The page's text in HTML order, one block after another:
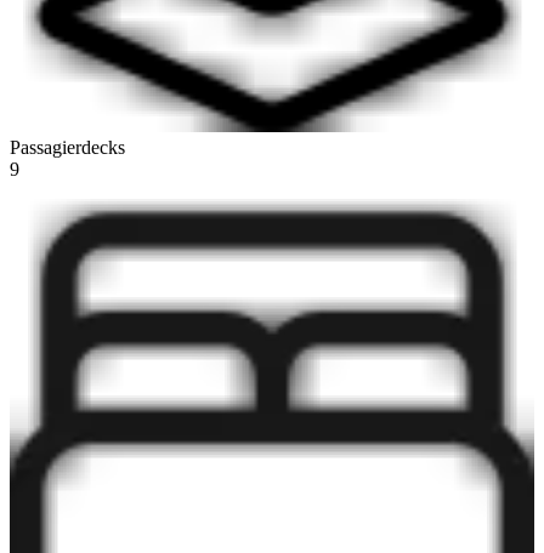
Passagierdecks
9